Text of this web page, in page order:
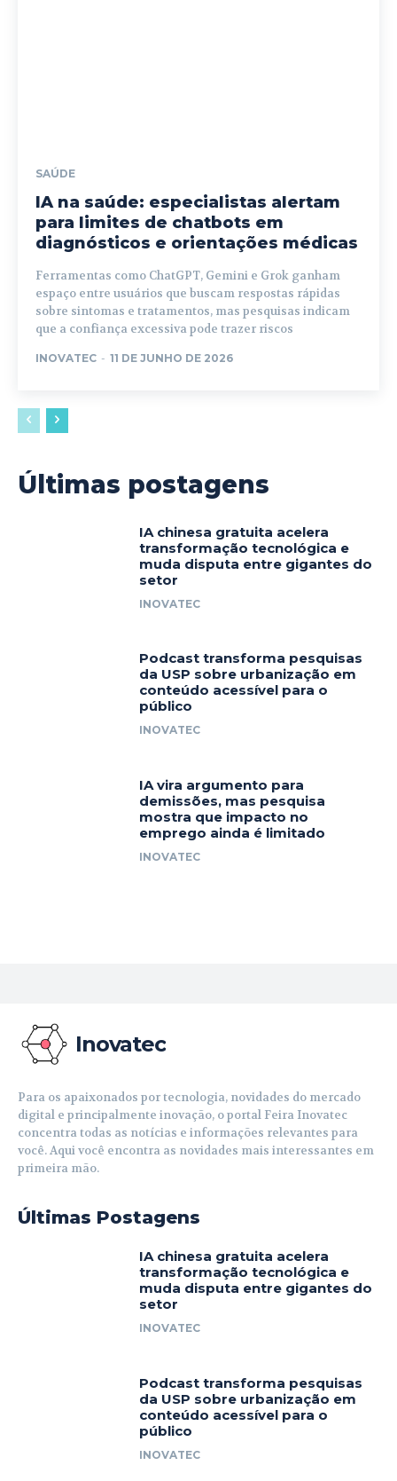
SAÚDE
IA na saúde: especialistas alertam
para limites de chatbots em
diagnósticos e orientações médicas
Ferramentas como ChatGPT, Gemini e Grok ganham
espaço entre usuários que buscam respostas rápidas
sobre sintomas e tratamentos, mas pesquisas indicam
que a confiança excessiva pode trazer riscos
INOVATEC - 11 DE JUNHO DE 2026
Últimas postagens
IA chinesa gratuita acelera
transformação tecnológica e
muda disputa entre gigantes do
setor
INOVATEC
Podcast transforma pesquisas
da USP sobre urbanização em
conteúdo acessível para o
público
INOVATEC
IA vira argumento para
demissões, mas pesquisa
mostra que impacto no
emprego ainda é limitado
INOVATEC
Inovatec
Para os apaixonados por tecnologia, novidades do mercado
digital e principalmente inovação, o portal Feira Inovatec
concentra todas as notícias e informações relevantes para
você. Aqui você encontra as novidades mais interessantes em
primeira mão.
Últimas Postagens
IA chinesa gratuita acelera
transformação tecnológica e
muda disputa entre gigantes do
setor
INOVATEC
Podcast transforma pesquisas
da USP sobre urbanização em
conteúdo acessível para o
público
INOVATEC